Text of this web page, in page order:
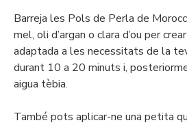
Barreja les Pols de Perla de
mel, oli d’argan o clara d’ou per
adaptada a les necessitats de la
durant 10 a 20 minuts i,
aigua tèbia.
També pots aplicar-ne una petita